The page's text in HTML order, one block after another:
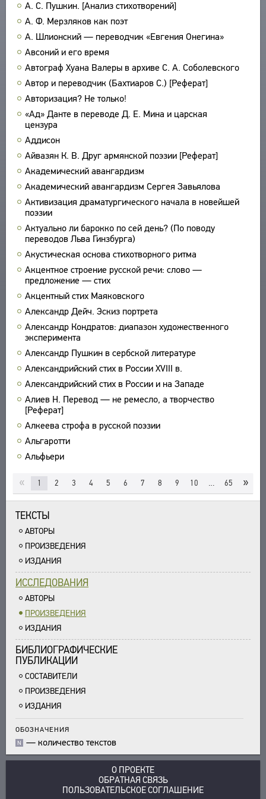
А. С. Пушкин. [Анализ стихотворений]
А. Ф. Мерзляков как поэт
А. Шлионский — переводчик «Евгения Онегина»
Авсоний и его время
Автограф Хуана Валеры в архиве С. А. Соболевского
Автор и переводчик (Бахтиаров С.) [Реферат]
Авторизация? Не только!
«Ад» Данте в переводе Д. Е. Мина и царская
цензура
Аддисон
Айвазян К. В. Друг армянской поэзии [Реферат]
Академический авангардизм
Академический авангардизм Сергея Завьялова
Активизация драматургического начала в новейшей
поэзии
Актуально ли барокко по сей день? (По поводу
переводов Льва Гинзбурга)
Акустическая основа стихотворного ритма
Акцентное строение русской речи: слово —
предложение — стих
Акцентный стих Маяковского
Александр Дейч. Эскиз портрета
Александр Кондратов: диапазон художественного
эксперимента
Александр Пушкин в сербской литературе
Александрийский стих в России XVIII в.
Александрийский стих в России и на Западе
Алиев Н. Перевод — не ремесло, а творчество
[Реферат]
Алкеева строфа в русской поэзии
Альгаротти
Альфьери
« 1 2 3 4 5 6 7 8 9 10 … 65 »
ТЕКСТЫ
АВТОРЫ
ПРОИЗВЕДЕНИЯ
ИЗДАНИЯ
ИССЛЕДОВАНИЯ
АВТОРЫ
ПРОИЗВЕДЕНИЯ
ИЗДАНИЯ
БИБЛИОГРАФИЧЕСКИЕ
ПУБЛИКАЦИИ
СОСТАВИТЕЛИ
ПРОИЗВЕДЕНИЯ
ИЗДАНИЯ
ОБОЗНАЧЕНИЯ
N — количество текстов
О ПРОЕКТЕ
ОБРАТНАЯ СВЯЗЬ
ПОЛЬЗОВАТЕЛЬСКОЕ СОГЛАШЕНИЕ
ПРОИЗВЕДЕНИЯ
ИЗДАНИЯ
ЭНЦИКЛОПЕДИЯ
СЛОВНИК
ВСЕ БИОСПРАВКИ
ПОЭТЫ
ПЕРЕВОДЧИКИ
ИССЛЕДОВАТЕЛИ
ТЕЗАУРУС
СТРУКТУРА
УКАЗАТЕЛЬ ТЕРМИНОВ
ПОИСК
О ПРОЕКТЕ
ЦЕЛИ ПРОЕКТА
ПОДСИСТЕМЫ
БИБЛИОТЕКА
ЭНЦИКЛОПЕДИЯ
ТЕЗАУРУС
ФУНКЦИОНАЛЬНОСТЬ
УКАЗАТЕЛИ
ПОИСК
СВЯЗИ
СОЗДАТЕЛИ ПРОЕКТА
ОБРАТНАЯ СВЯЗЬ
ПОЛЬЗОВАТЕЛЬСКОЕ СОГЛАШЕНИЕ
ЗАКЛАДКИ